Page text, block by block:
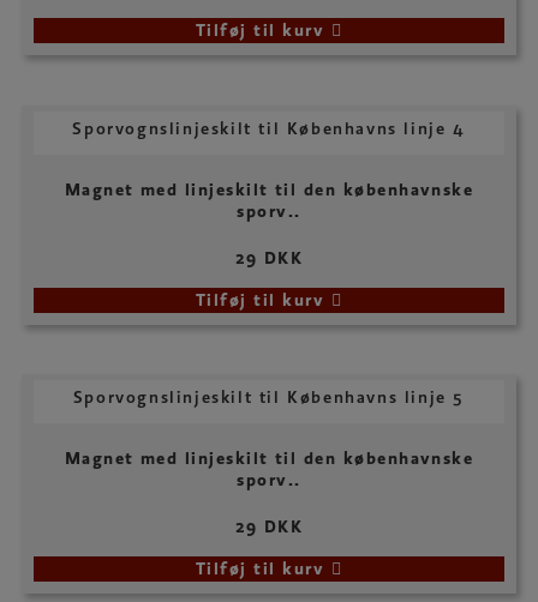
Tilføj til kurv
Sporvognslinjeskilt til Københavns linje 4
Magnet med linjeskilt til den københavnske
sporv..
29 DKK
Tilføj til kurv
Sporvognslinjeskilt til Københavns linje 5
Magnet med linjeskilt til den københavnske
sporv..
29 DKK
Tilføj til kurv